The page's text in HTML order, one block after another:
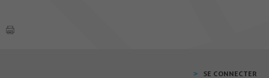
SE CONNECTER